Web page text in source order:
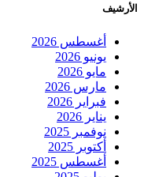
الأرشيف
أغسطس 2026
يونيو 2026
مايو 2026
مارس 2026
فبراير 2026
يناير 2026
نوفمبر 2025
أكتوبر 2025
أغسطس 2025